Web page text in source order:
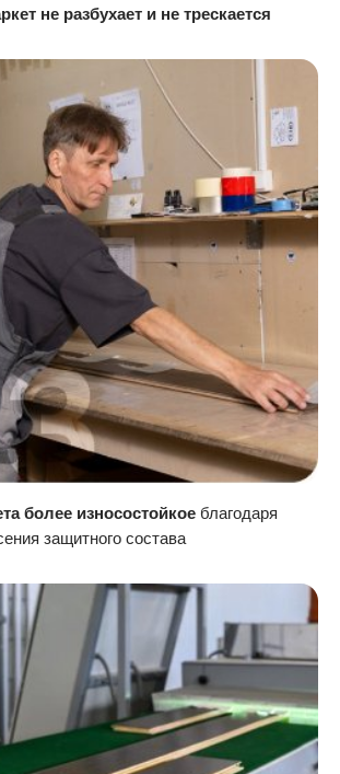
не разбухает и не трескается
более износостойкое благодаря
защитного состава